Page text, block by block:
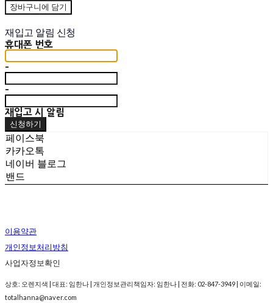
장바구니에 담기
재입고 알림 신청
휴대폰 번호
-
-
재입고 시 알림
신청하기
페이스북
카카오톡
네이버 블로그
밴드
이용약관
개인정보처리방침
사업자정보확인
상호: 오렌지색 | 대표: 임한나 | 개인정보관리책임자: 임한나 | 전화: 02-847-3949 | 이메일:
totalhanna@naver.com